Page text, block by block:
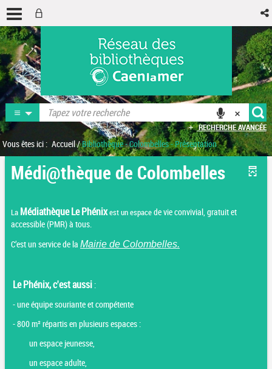
RECHERCHE AVANCÉE
Vous êtes ici : Accueil/Bibliothèque - Colombelles - Présentation
Médi@thèque de Colombelles
La Médiathèque Le Phénixest un espacede vie convivial, gratuit et
accessible (PMR) à tous.
C’est un service de la Mairie de Colombelles.
Le Phénix, c'est aussi :
- une équipe souriante et compétente
- 800 m² répartis en plusieurs espaces :
un espace jeunesse,
un espace adulte,